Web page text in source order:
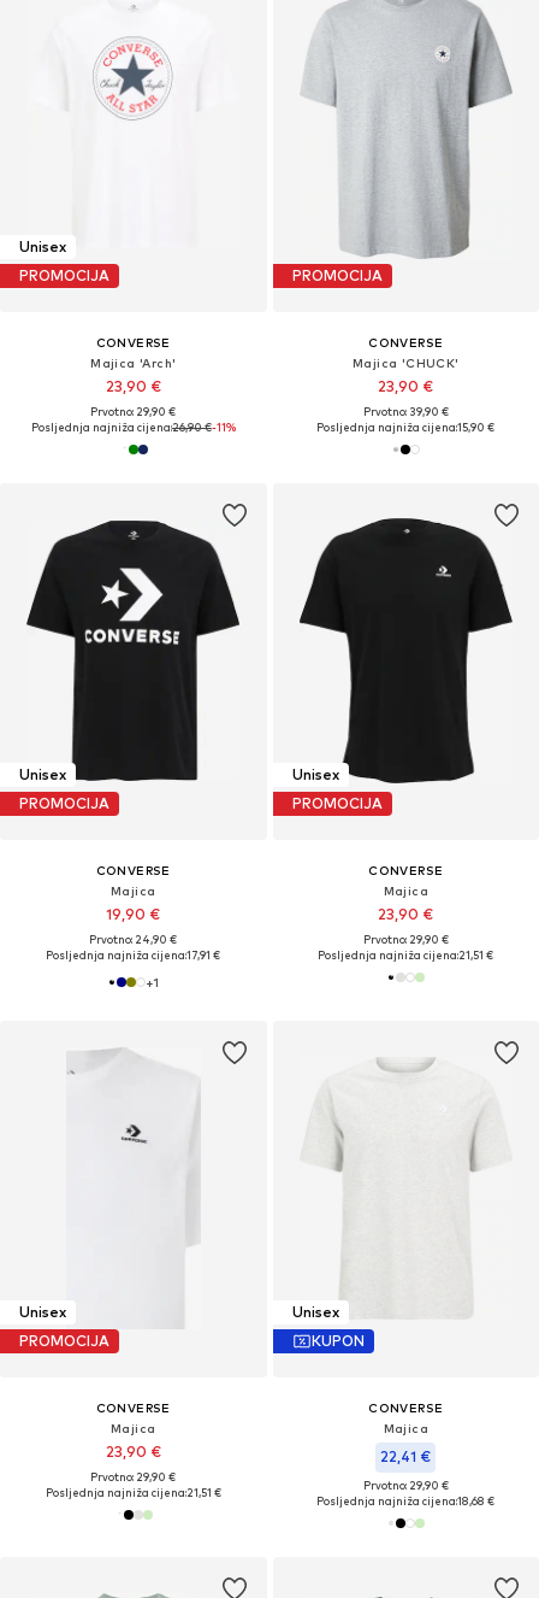
Unisex
PROMOCIJA
CONVERSE
Majica 'Arch'
23,90 €
Prvotno: 29,90 €
Posljednja najniža cijena:26,90 €-11%
PROMOCIJA
CONVERSE
Majica 'CHUCK'
23,90 €
Prvotno: 39,90 €
Posljednja najniža cijena:15,90 €
Unisex
PROMOCIJA
CONVERSE
Majica
19,90 €
Prvotno: 24,90 €
Posljednja najniža cijena:17,91 €
+1
Unisex
PROMOCIJA
CONVERSE
Majica
23,90 €
Prvotno: 29,90 €
Posljednja najniža cijena:21,51 €
Unisex
PROMOCIJA
CONVERSE
Majica
23,90 €
Prvotno: 29,90 €
Posljednja najniža cijena:21,51 €
Unisex
KUPON
CONVERSE
Majica
22,41 €
Prvotno: 29,90 €
Posljednja najniža cijena:18,68 €